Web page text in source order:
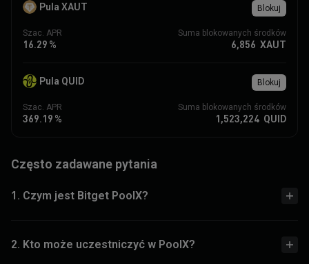
Pula XAUT
Szac. APR
16.29 %
Suma blokowanych środków
6,856 XAUT
Blokuj
Pula QUID
Szac. APR
369.19 %
Suma blokowanych środków
1,523,224 QUID
Blokuj
Często zadawane pytania
1. Czym jest Bitget PoolX?
2. Kto może uczestniczyć w PoolX?